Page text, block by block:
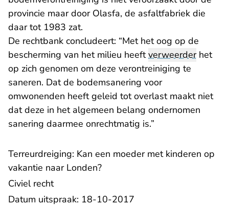
provincie maar door Olasfa, de asfaltfabriek die
daar tot 1983 zat.
De rechtbank concludeert: “Met het oog op de
bescherming van het milieu heeftverweerderhet
op zich genomen om deze verontreiniging te
saneren. Dat de bodemsanering voor
omwonenden heeft geleid tot overlast maakt niet
dat deze in het algemeen belang ondernomen
sanering daarmee onrechtmatig is.”
Terreurdreiging: Kan een moeder met kinderen op
vakantie naar Londen?
Civiel recht
Datum uitspraak: 18-10-2017